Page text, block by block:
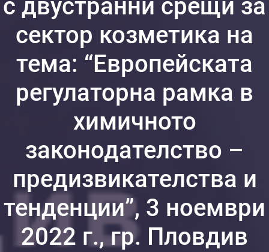
с двустранни срещи за
сектор козметика на
тема: “Европейската
регулаторна рамка в
химичното
законодателство –
предизвикателства и
тенденции”, 3 ноември
2022 г., гр. Пловдив